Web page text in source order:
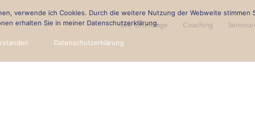
Die Grundlage Coaching
verwende ich Cookies. Durch die weitere Nutzung der Webweite stimmen
erhalten Sie in meiner Datenschutzerklärung.
Datenschutzerklärung